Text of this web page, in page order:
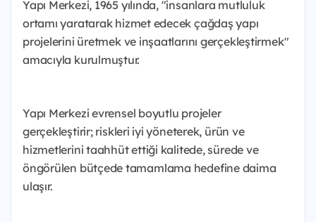
Yapı Merkezi, 1965 yılında, "insanlara mutluluk
ortamı yaratarak hizmet edecek çağdaş yapı
projelerini üretmek ve inşaatlarını gerçekleştirmek"
amacıyla kurulmuştur.
Yapı Merkezi evrensel boyutlu projeler
gerçekleştirir; riskleri iyi yöneterek, ürün ve
hizmetlerini taahhüt ettiği kalitede, sürede ve
öngörülen bütçede tamamlama hedefine daima
ulaşır.